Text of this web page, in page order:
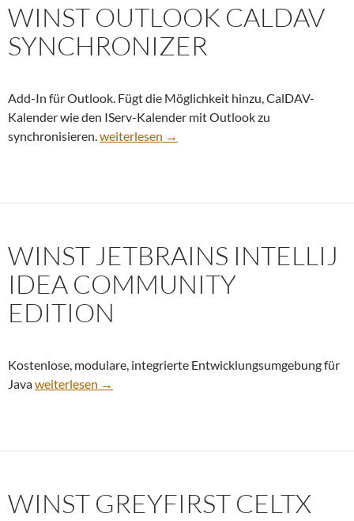
WINST OUTLOOK CALDAV
SYNCHRONIZER
Add-In für Outlook. Fügt die Möglichkeit hinzu, CalDAV-
Kalender wie den IServ-Kalender mit Outlook zu
synchronisieren.winst Outlook CalDav Synchronizer
weiterlesen →
WINST JETBRAINS INTELLIJ
IDEA COMMUNITY
EDITION
Kostenlose, modulare, integrierte Entwicklungsumgebung für
Javawinst JetBrains IntelliJ IDEA Community Edition
weiterlesen →
WINST GREYFIRST CELTX